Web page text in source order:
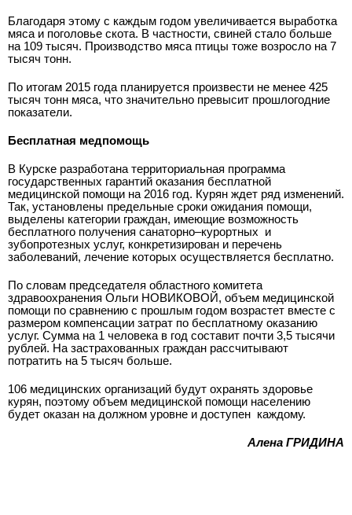
Благодаря этому с каждым годом увеличивается выработка
мяса и поголовье скота. В частности, свиней стало больше
на 109 тысяч. Производство мяса птицы тоже возросло на 7
тысяч тонн.
По итогам 2015 года планируется произвести не менее 425
тысяч тонн мяса, что значительно превысит прошлогодние
показатели.
Бесплатная медпомощь
В Курске разработана территориальная программа
государственных гарантий оказания бесплатной
медицинской помощи на 2016 год. Курян ждет ряд изменений.
Так, установлены предельные сроки ожидания помощи,
выделены категории граждан, имеющие возможность
бесплатного получения санаторно–курортных и
зубопротезных услуг, конкретизирован и перечень
заболеваний, лечение которых осуществляется бесплатно.
По словам председателя областного комитета
здравоохранения Ольги НОВИКОВОЙ, объем медицинской
помощи по сравнению с прошлым годом возрастет вместе с
размером компенсации затрат по бесплатному оказанию
услуг. Сумма на 1 человека в год составит почти 3,5 тысячи
рублей. На застрахованных граждан рассчитывают
потратить на 5 тысяч больше.
106 медицинских организаций будут охранять здоровье
курян, поэтому объем медицинской помощи населению
будет оказан на должном уровне и доступен каждому.
Алена ГРИДИНА